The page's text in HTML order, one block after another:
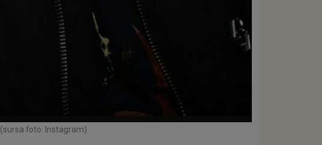
(sursa foto: Instagram)